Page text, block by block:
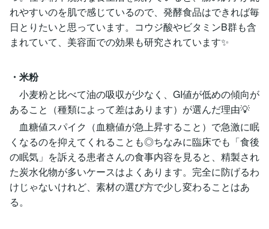
れやすいのを肌で感じているので、発酵食品はできれば毎
日とりたいと思っています。コウジ酸やビタミンB群も含
まれていて、美容面での効果も研究されています✨
・米粉
小麦粉と比べて油の吸収が少なく、GI値が低めの傾向が
あること（種類によって差はあります）が選んだ理由💡
血糖値スパイク（血糖値が急上昇すること）で急激に眠
くなるのを抑えてくれることも◎ちなみに臨床でも「食後
の眠気」を訴える患者さんの食事内容を見ると、精製され
た炭水化物が多いケースはよくあります。完全に防げるわ
けじゃないけれど、素材の選び方で少し変わることはあ
る。